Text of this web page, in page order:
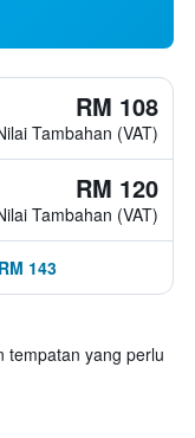
RM 108
Tambahan (VAT)
RM 120
Tambahan (VAT)
143
tempatan yang perlu